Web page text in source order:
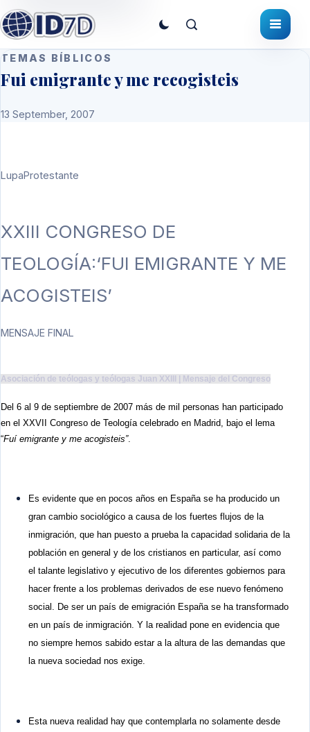
TEMAS BÍBLICOS
Fui emigrante y me recogisteis
13 September, 2007
LupaProtestante
XXIII CONGRESO DE
TEOLOGÍA:‘FUI EMIGRANTE Y ME
ACOGISTEIS’
MENSAJE FINAL
Asociación de teólogas y teólogas Juan XXIII | Mensaje del Congreso
Del 6 al 9 de septiembre de 2007 más de mil personas han participado
en el XXVII Congreso de Teología celebrado en Madrid, bajo el lema
“Fuí emigrante y me acogisteis”.
Es evidente que en pocos años en España se ha producido un
gran cambio sociológico a causa de los fuertes flujos de la
inmigración, que han puesto a prueba la capacidad solidaria de la
población en general y de los cristianos en particular, así como
el talante legislativo y ejecutivo de los diferentes gobiernos para
hacer frente a los problemas derivados de ese nuevo fenómeno
social. De ser un país de emigración España se ha transformado
en un país de inmigración. Y la realidad pone en evidencia que
no siempre hemos sabido estar a la altura de las demandas que
la nueva sociedad nos exige.
Esta nueva realidad hay que contemplarla no solamente desde